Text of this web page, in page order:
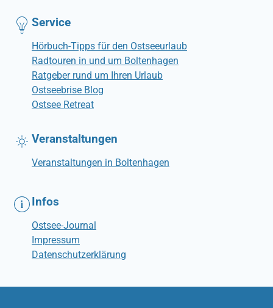
Service
Hörbuch-Tipps für den Ostseeurlaub
Radtouren in und um Boltenhagen
Ratgeber rund um Ihren Urlaub
Ostseebrise Blog
Ostsee Retreat
Veranstaltungen
Veranstaltungen in Boltenhagen
Infos
Ostsee-Journal
Impressum
Datenschutzerklärung